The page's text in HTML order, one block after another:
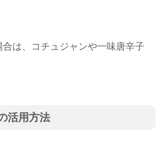
は、コチュジャンや一味唐辛子
活用方法